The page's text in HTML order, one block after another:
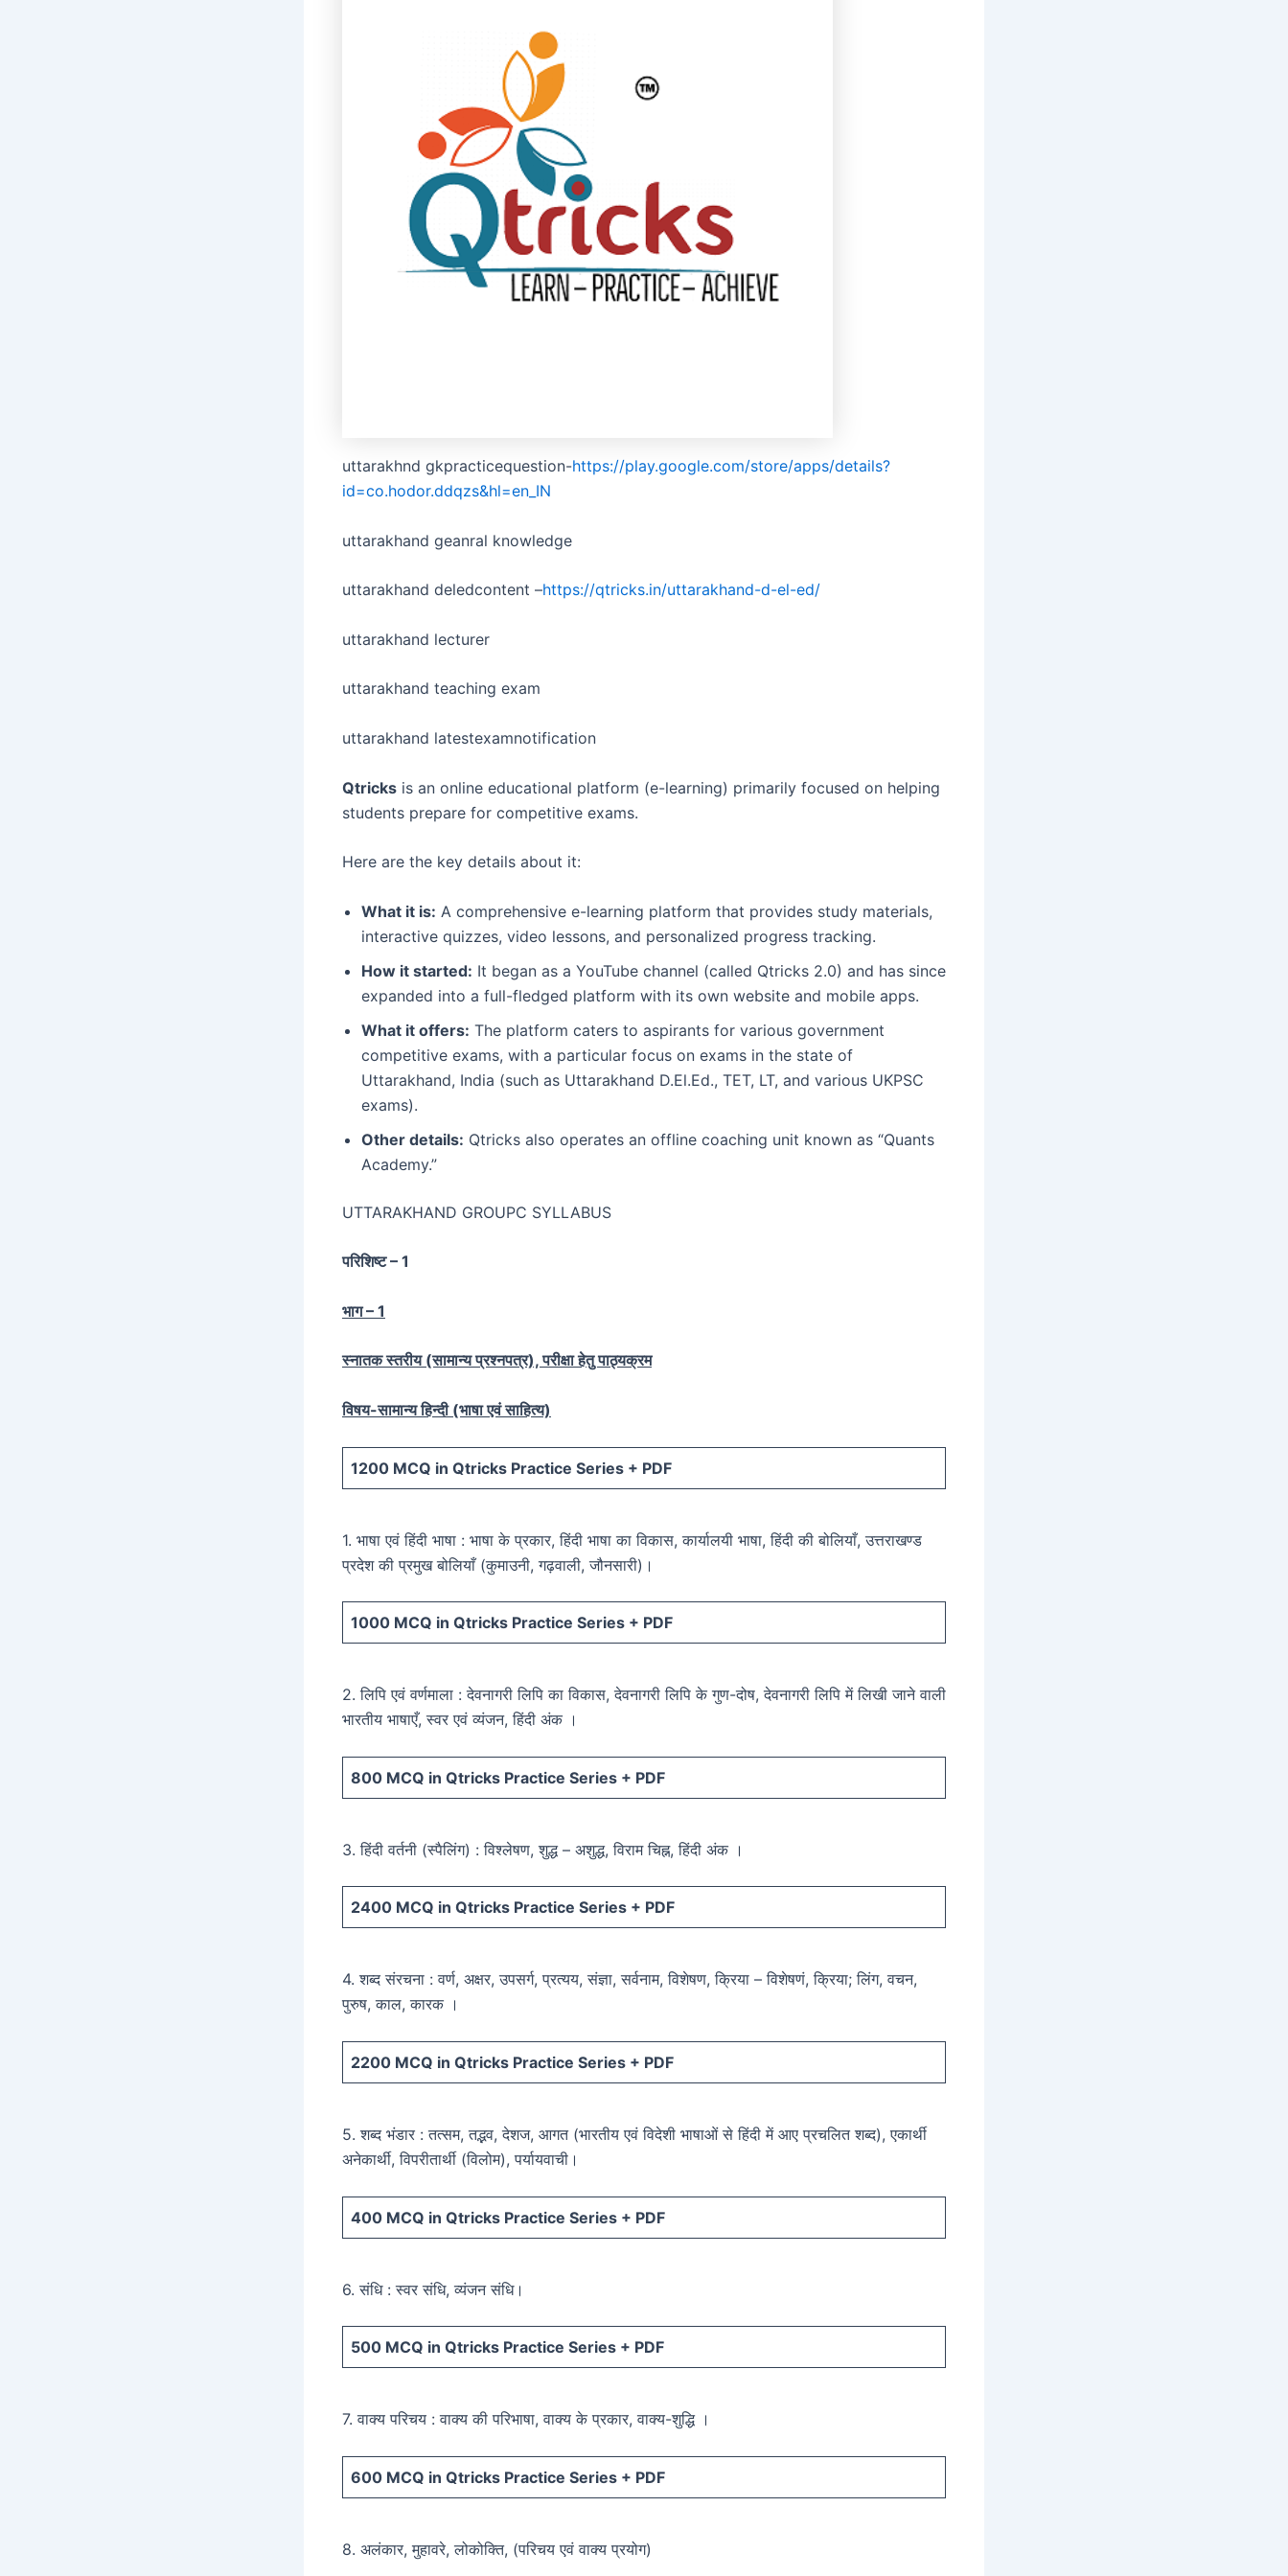
uttarakhnd gkpracticequestion-https://play.google.com/store/apps/details?
id=co.hodor.ddqzs&hl=en_IN
uttarakhand geanral knowledge
uttarakhand deledcontent –https://qtricks.in/uttarakhand-d-el-ed/
uttarakhand lecturer
uttarakhand teaching exam
uttarakhand latestexamnotification
Qtricks is an online educational platform (e-learning) primarily focused on helping
students prepare for competitive exams.
Here are the key details about it:
What it is: A comprehensive e-learning platform that provides study materials,
interactive quizzes, video lessons, and personalized progress tracking.
How it started: It began as a YouTube channel (called Qtricks 2.0) and has since
expanded into a full-fledged platform with its own website and mobile apps.
What it offers: The platform caters to aspirants for various government
competitive exams, with a particular focus on exams in the state of
Uttarakhand, India (such as Uttarakhand D.El.Ed., TET, LT, and various UKPSC
exams).
Other details: Qtricks also operates an offline coaching unit known as “Quants
Academy.”
UTTARAKHAND GROUPC SYLLABUS
परिशिष्ट – 1
भाग – 1
स्नातक स्तरीय (सामान्य प्रश्नपत्र), परीक्षा हेतु पाठ्यक्रम
विषय-सामान्य हिन्दी (भाषा एवं साहित्य)
1200 MCQ in Qtricks Practice Series + PDF
1. भाषा एवं हिंदी भाषा : भाषा के प्रकार, हिंदी भाषा का विकास, कार्यालयी भाषा, हिंदी की बोलियाँ, उत्तराखण्ड
प्रदेश की प्रमुख बोलियाँ (कुमाउनी, गढ़वाली, जौनसारी)।
1000 MCQ in Qtricks Practice Series + PDF
2. लिपि एवं वर्णमाला : देवनागरी लिपि का विकास, देवनागरी लिपि के गुण-दोष, देवनागरी लिपि में लिखी जाने वाली
भारतीय भाषाएँ, स्वर एवं व्यंजन, हिंदी अंक ।
800 MCQ in Qtricks Practice Series + PDF
3. हिंदी वर्तनी (स्पैलिंग) : विश्लेषण, शुद्ध – अशुद्ध, विराम चिह्न, हिंदी अंक ।
2400 MCQ in Qtricks Practice Series + PDF
4. शब्द संरचना : वर्ण, अक्षर, उपसर्ग, प्रत्यय, संज्ञा, सर्वनाम, विशेषण, क्रिया – विशेषणं, क्रिया; लिंग, वचन,
पुरुष, काल, कारक ।
2200 MCQ in Qtricks Practice Series + PDF
5. शब्द भंडार : तत्सम, तद्भव, देशज, आगत (भारतीय एवं विदेशी भाषाओं से हिंदी में आए प्रचलित शब्द), एकार्थी
अनेकार्थी, विपरीतार्थी (विलोम), पर्यायवाची।
400 MCQ in Qtricks Practice Series + PDF
6. संधि : स्वर संधि, व्यंजन संधि।
500 MCQ in Qtricks Practice Series + PDF
7. वाक्य परिचय : वाक्य की परिभाषा, वाक्य के प्रकार, वाक्य-शुद्धि ।
600 MCQ in Qtricks Practice Series + PDF
8. अलंकार, मुहावरे, लोकोक्ति, (परिचय एवं वाक्य प्रयोग)